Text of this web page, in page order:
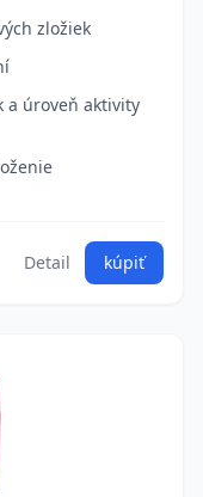
zložiek
a úroveň aktivity
Detail kúpiť